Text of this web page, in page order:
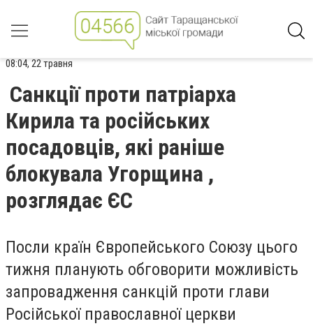
08:04, 22 травня
Санкції проти патріарха
Кирила та російських
посадовців, які раніше
блокувала Угорщина ,
розглядає ЄС
Посли країн Європейського Союзу цього
тижня планують обговорити можливість
запровадження санкцій проти глави
Російської православної церкви